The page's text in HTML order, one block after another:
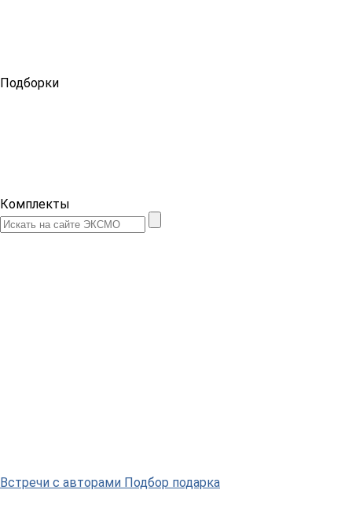
Подборки
Комплекты
Встречи с авторами Подбор подарка